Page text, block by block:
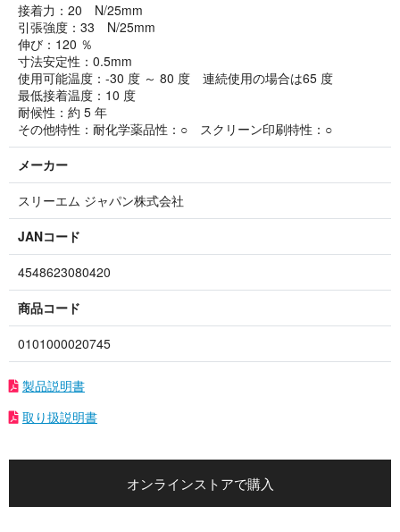
接着力：20 N/25mm
引張強度：33 N/25mm
伸び：120 ％
寸法安定性：0.5mm
使用可能温度：-30 度 ～ 80 度 連続使用の場合は65 度
最低接着温度：10 度
耐候性：約 5 年
その他特性：耐化学薬品性：○ スクリーン印刷特性：○
メーカー
スリーエム ジャパン株式会社
JANコード
4548623080420
商品コード
0101000020745
製品説明書
取り扱説明書
オンラインストアで購入